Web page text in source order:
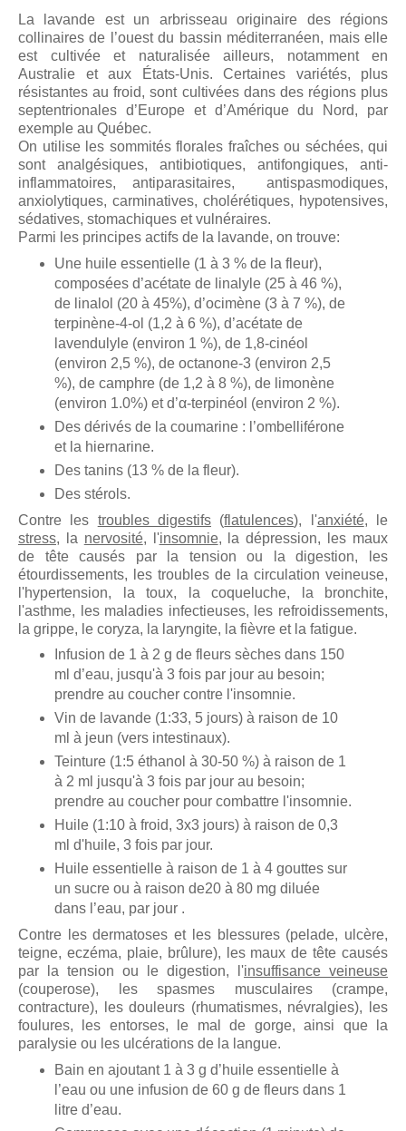
La lavande est un arbrisseau originaire des régions
collinaires de l’ouest du bassin méditerranéen, mais elle
est cultivée et naturalisée ailleurs, notamment en
Australie et aux États-Unis. Certaines variétés, plus
résistantes au froid, sont cultivées dans des régions plus
septentrionales d’Europe et d’Amérique du Nord, par
exemple au Québec.
On utilise les sommités florales fraîches ou séchées, qui
sont analgésiques, antibiotiques, antifongiques, anti-
inflammatoires, antiparasitaires, antispasmodiques,
anxiolytiques, carminatives, cholérétiques, hypotensives,
sédatives, stomachiques et vulnéraires.
Parmi les principes actifs de la lavande, on trouve:
Une huile essentielle (1 à 3 % de la fleur),
composées d’acétate de linalyle (25 à 46 %),
de linalol (20 à 45%), d’ocimène (3 à 7 %), de
terpinène-4-ol (1,2 à 6 %), d’acétate de
lavendulyle (environ 1 %), de 1,8-cinéol
(environ 2,5 %), de octanone-3 (environ 2,5
%), de camphre (de 1,2 à 8 %), de limonène
(environ 1.0%) et d’α-terpinéol (environ 2 %).
Des dérivés de la coumarine : l’ombelliférone
et la hiernarine.
Des tanins (13 % de la fleur).
Des stérols.
Contre les troubles digestifs (flatulences), l'anxiété, le
stress, la nervosité, l'insomnie, la dépression, les maux
de tête causés par la tension ou la digestion, les
étourdissements, les troubles de la circulation veineuse,
l'hypertension, la toux, la coqueluche, la bronchite,
l'asthme, les maladies infectieuses, les refroidissements,
la grippe, le coryza, la laryngite, la fièvre et la fatigue.
Infusion de 1 à 2 g de fleurs sèches dans 150
ml d’eau, jusqu'à 3 fois par jour au besoin;
prendre au coucher contre l'insomnie.
Vin de lavande (1:33, 5 jours) à raison de 10
ml à jeun (vers intestinaux).
Teinture (1:5 éthanol à 30-50 %) à raison de 1
à 2 ml jusqu'à 3 fois par jour au besoin;
prendre au coucher pour combattre l'insomnie.
Huile (1:10 à froid, 3x3 jours) à raison de 0,3
ml d'huile, 3 fois par jour.
Huile essentielle à raison de 1 à 4 gouttes sur
un sucre ou à raison de20 à 80 mg diluée
dans l’eau, par jour .
Contre les dermatoses et les blessures (pelade, ulcère,
teigne, eczéma, plaie, brûlure), les maux de tête causés
par la tension ou le digestion, l'insuffisance veineuse
(couperose), les spasmes musculaires (crampe,
contracture), les douleurs (rhumatismes, névralgies), les
foulures, les entorses, le mal de gorge, ainsi que la
paralysie ou les ulcérations de la langue.
Bain en ajoutant 1 à 3 g d’huile essentielle à
l’eau ou une infusion de 60 g de fleurs dans 1
litre d’eau.